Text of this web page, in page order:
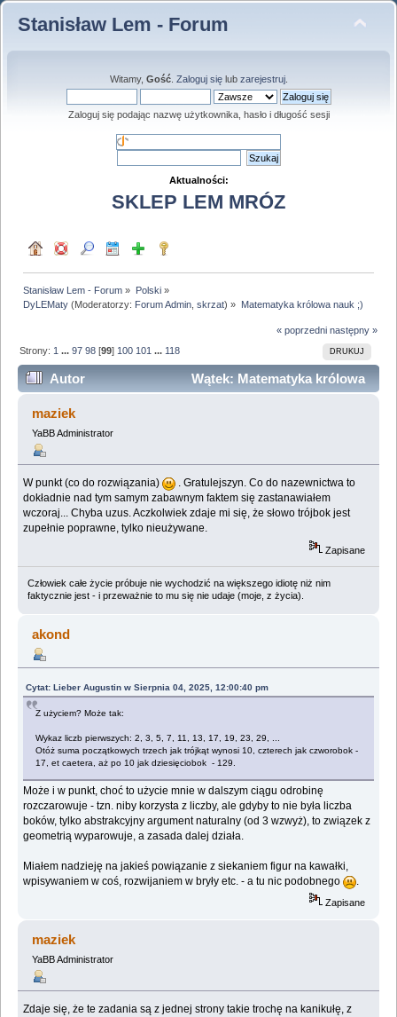
Stanisław Lem - Forum
Witamy, Gość. Zaloguj sięlub zarejestruj.
Zaloguj się podając nazwę użytkownika, hasło i długość sesji
Aktualności:
SKLEP LEM MRÓZ
Stanisław Lem - Forum » Polski»
DyLEMaty (Moderatorzy: Forum Admin ,skrzat) » Matematyka królowa nauk ;)
« poprzedni następny »
DRUKUJ
Strony: 1 ...97 98 [99] 100 101 ... 118
Autor
Wątek: Matematyka królowa
nauk ;) (Przeczytany 1975771 razy)
maziek
YaBB Administrator
W punkt (co do rozwiązania)
. Gratulejszyn. Co do nazewnictwa to
dokładnie nad tym samym zabawnym faktem się zastanawiałem
wczoraj... Chyba uzus. Aczkolwiek zdaje mi się, że słowo trójbok jest
zupełnie poprawne, tylko nieużywane.
Zapisane
Człowiek całe życie próbuje nie wychodzić na większego idiotę niż nim
faktycznie jest - i przeważnie to mu się nie udaje (moje, z życia).
akond
Cytat: Lieber Augustin w Sierpnia 04, 2025, 12:00:40 pm
Z użyciem? Może tak:
Wykaz liczb pierwszych: 2, 3, 5, 7, 11, 13, 17, 19, 23, 29, ...
Otóż suma początkowych trzech jak trójkąt wynosi 10, czterech jak czworobok -
17, et caetera, aż po 10 jak dziesięciobok - 129.
Może i w punkt, choć to użycie mnie w dalszym ciągu odrobinę
rozczarowuje - tzn. niby korzysta z liczby, ale gdyby to nie była liczba
boków, tylko abstrakcyjny argument naturalny (od 3 wzwyż), to związek z
geometrią wyparowuje, a zasada dalej działa.
Miałem nadzieję na jakieś powiązanie z siekaniem figur na kawałki,
wpisywaniem w coś, rozwijaniem w bryły etc. - a tu nic podobnego
Zapisane
maziek
YaBB Administrator
Zdaje się, że te zadania są z jednej strony takie trochę na kanikułę, z